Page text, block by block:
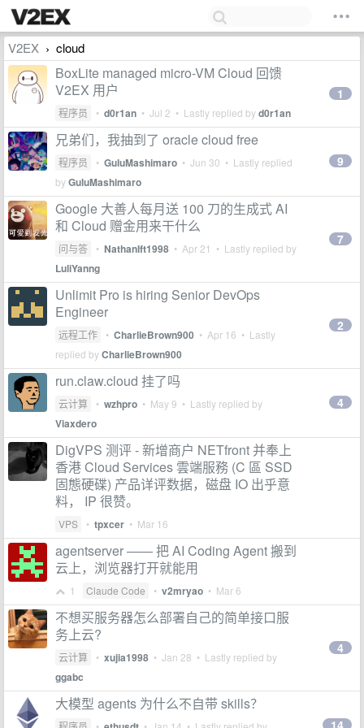
V2EX › cloud
BoxLite managed micro-VM Cloud 回馈
V2EX 用户
程序员 • d0r1an • Jul 2 • Lastly replied byd0r1an
1
兄弟们，我抽到了 oracle cloud free
程序员 • GuluMashimaro • Jun 30 • Lastly replied
byGuluMashimaro
9
Google 大善人每月送 100 刀的生成式 AI
和 Cloud 赠金用来干什么
问与答 • NathanIft1998 • Apr 21 • Lastly replied by
LuliYanng
7
Unlimit Pro is hiring Senior DevOps
Engineer
远程工作 • CharlieBrown900 • Apr 16 • Lastly
replied byCharlieBrown900
2
run.claw.cloud 挂了吗
云计算 • wzhpro • May 9 • Lastly replied by
Viaxdero
4
DigVPS 测评 - 新增商户 NETfront 并奉上
香港 Cloud Services 雲端服務 (C 區 SSD
固態硬碟) 产品详评数据，磁盘 IO 出乎意
料， IP 很赞。
VPS • tpxcer • Mar 16
agentserver —— 把 AI Coding Agent 搬到
云上，浏览器打开就能用
1 Claude Code • v2mryao • Mar 6
不想买服务器怎么部署自己的简单接口服
务上云?
云计算 • xujia1998 • Jan 28 • Lastly replied by
ggabc
4
大模型 agents 为什么不自带 skills？
14